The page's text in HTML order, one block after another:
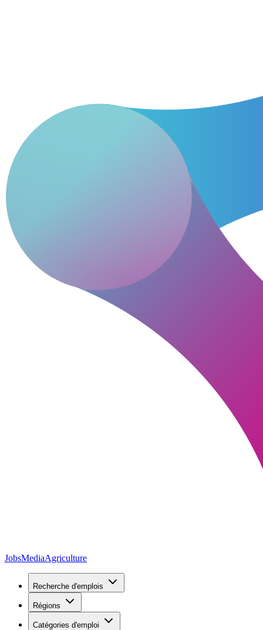
JobsMediaAgriculture
Recherche d'emplois
Régions
Catégories d'emploi